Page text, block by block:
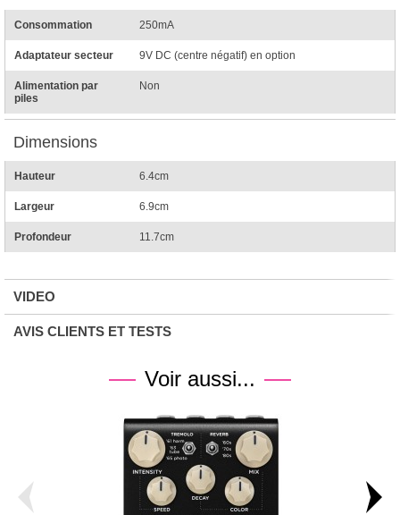
Consommation 250mA
Adaptateur secteur 9V DC (centre négatif) en option
Alimentation par
piles
Non
Dimensions
Hauteur 6.4cm
Largeur 6.9cm
Profondeur 11.7cm
VIDEO
AVIS CLIENTS ET TESTS
Voir aussi...